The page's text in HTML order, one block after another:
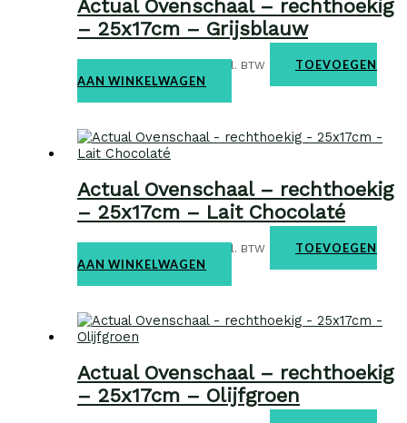
Actual Ovenschaal – rechthoekig
– 25x17cm – Grijsblauw
Ovenschalen€31,95 incl. BTW
TOEVOEGEN
AAN WINKELWAGEN
Actual Ovenschaal – rechthoekig
– 25x17cm – Lait Chocolaté
Ovenschalen€31,95 incl. BTW
TOEVOEGEN
AAN WINKELWAGEN
Actual Ovenschaal – rechthoekig
– 25x17cm – Olijfgroen